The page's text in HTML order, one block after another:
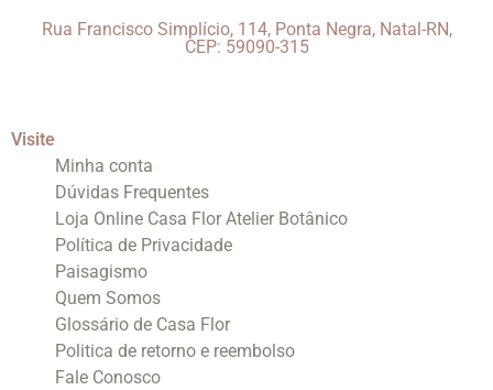
Rua Francisco Simplício, 114, Ponta Negra, Natal-RN,
CEP: 59090-315
Visite
Minha conta
Dúvidas Frequentes
Loja Online Casa Flor Atelier Botânico
Política de Privacidade
Paisagismo
Quem Somos
Glossário de Casa Flor
Politica de retorno e reembolso
Fale Conosco